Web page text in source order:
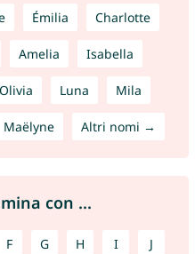
Émilia Charlotte
Amelia Isabella
Olivia Luna Mila
Maëlyne Altri nomi →
con ...
F G H I J